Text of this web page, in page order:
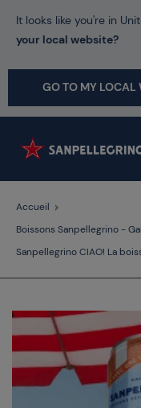
It looks like you're in
your local website?
GO TO MY LOCAL
Accueil
Boissons Sanpellegrino -
Sanpellegrino CIAO! La